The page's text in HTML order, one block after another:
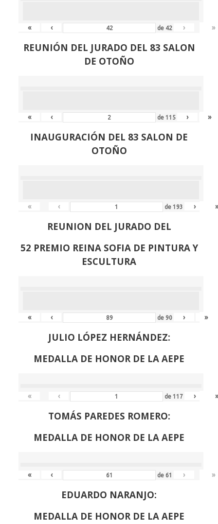
« ‹ de 42 › »
REUNIÓN DEL JURADO DEL 83 SALON
DE OTOÑO
« ‹ de115 › »
INAUGURACIÓN DEL 83 SALON DE
OTOÑO
« ‹ de193 ›
REUNION DEL JURADO DEL
52 PREMIO REINA SOFIA DE PINTURA Y
ESCULTURA
« ‹ de 90 › »
JULIO LÓPEZ HERNÁNDEZ:
MEDALLA DE HONOR DE LA AEPE
« ‹ de117 ›
TOMÁS PAREDES ROMERO:
MEDALLA DE HONOR DE LA AEPE
« ‹ de 61 › »
EDUARDO NARANJO:
MEDALLA DE HONOR DE LA AEPE